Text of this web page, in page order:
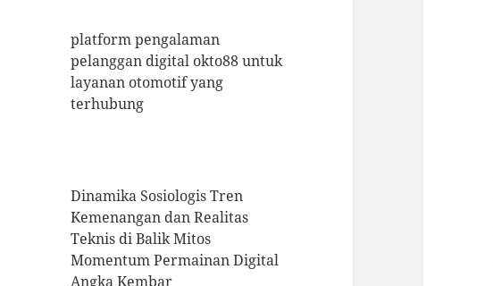
platform pengalaman
pelanggan digital okto88 untuk
layanan otomotif yang
terhubung
Dinamika Sosiologis Tren
Kemenangan dan Realitas
Teknis di Balik Mitos
Momentum Permainan Digital
Angka Kembar